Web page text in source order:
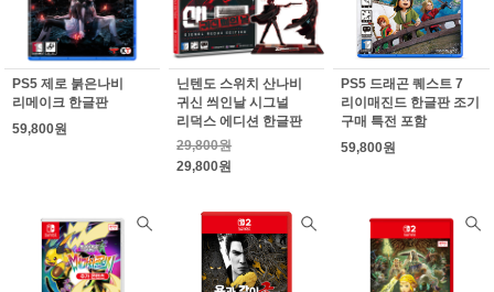
PS5 제로 붉은나비
리메이크 한글판
59,800원
닌텐도 스위치 산나비
귀신 씌인날 시그널
리덕스 에디션 한글판
29,800원
29,800원
PS5 드래곤 퀘스트 7
리이매진드 한글판 조기
구매 특전 포함
59,800원